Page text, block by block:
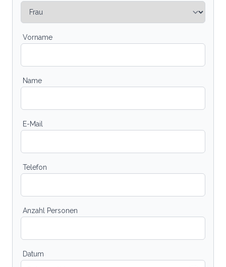
Vorname
Name
E-Mail
Telefon
Anzahl Personen
Datum